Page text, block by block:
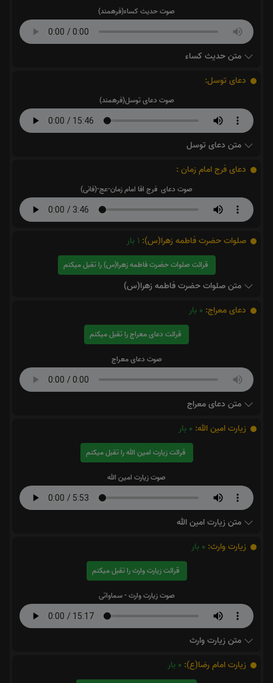
صوت حدیث کساء(فرهمند)
متن حدیث کساء
دعای توسل:
صوت دعای توسل(فرهمند)
متن دعای توسل
دعای فرج امام زمان :
صوت دعای فرج اقا امام زمان-عج-(فانی)
صلوات حضرت فاطمه زهرا(س): 1 بار
قرائت صلوات حضرت فاطمه زهرا(س) را تقبل میکنم
متن صلوات حضرت فاطمه زهرا(س)
دعای معراج: 0 بار
قرائت دعای معراج را تقبل میکنم
صوت دعای معراج
متن دعای معراج
زیارت امین الله: 0 بار
قرائت زیارت امین الله را تقبل میکنم
صوت زیارت امین الله
متن زیارت امین الله
زیارت وارث: 0 بار
قرائت زیارت وارث را تقبل میکنم
صوت زیارت وارث - سماواتی
متن زیارت وارث
زیارت امام رضا(ع): 0 بار